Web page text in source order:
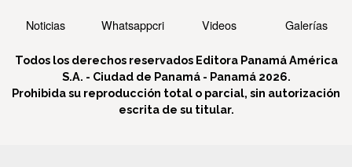
Noticias Whatsappcri Videos Galerías
Todos los derechos reservados Editora Panamá América
S.A. - Ciudad de Panamá - Panamá 2026.
Prohibida su reproducción total o parcial, sin autorización
escrita de su titular.